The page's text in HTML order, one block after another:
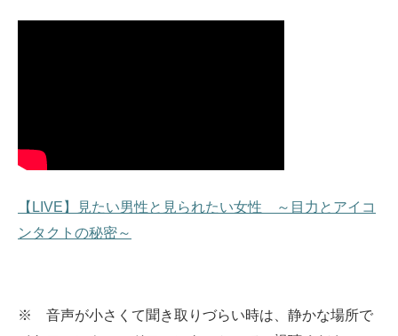
【LIVE】見たい男性と見られたい女性 ～目力とアイコ
ンタクトの秘密～
※ 音声が小さくて聞き取りづらい時は、静かな場所で